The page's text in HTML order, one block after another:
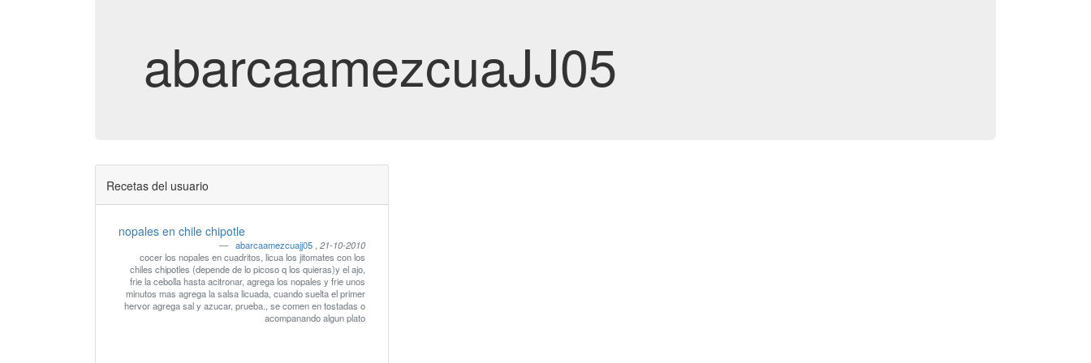
abarcaamezcuaJJ05
Recetas del usuario
nopales en chile chipotle
abarcaamezcuajj05 ,21-10-2010
cocer los nopales en cuadritos, licua los jitomates con los
chiles chipotles (depende de lo picoso q los quieras)y el ajo,
frie la cebolla hasta acitronar, agrega los nopales y frie unos
minutos mas agrega la salsa licuada, cuando suelta el primer
hervor agrega sal y azucar, prueba., se comen en tostadas o
acompanando algun plato